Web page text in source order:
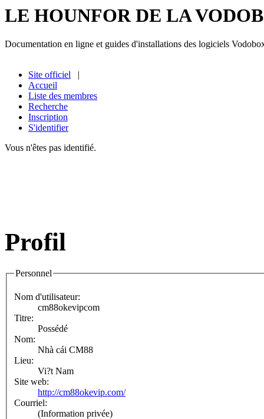
LE HOUNFOR DE LA
Documentation en ligne et guides d'installations des logiciels
Site officiel |
Accueil
Liste des membres
Recherche
Inscription
S'identifier
Vous n'êtes pas identifié.
Profil
Personnel
Nom d'utilisateur:
cm88okevipcom
Titre:
Possédé
Nom:
Nhà cái CM88
Lieu:
Vi?t Nam
Site web:
http://cm88okevip.com/
Courriel:
(Information privée)